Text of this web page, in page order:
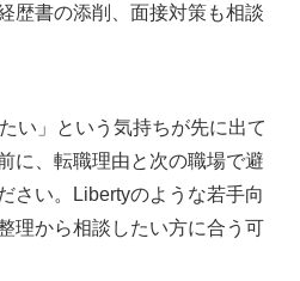
歴書の添削、面接対策も相談
い」という気持ちが先に出て
に、転職理由と次の職場で避
さい。Libertyのような若手向
理から相談したい方に合う可